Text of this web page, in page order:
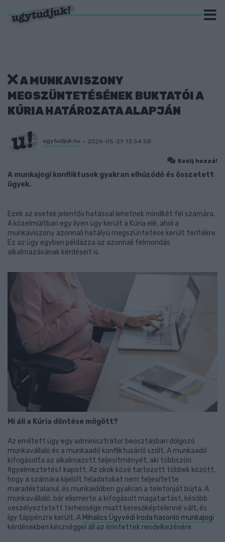
A MUNKAVISZONY
MEGSZÜNTETÉSÉNEK BUKTATÓI A
KÚRIA HATÁROZATA ALAPJÁN
ugytudjuk.hu 2026-05-29 13:54:58
Szólj hozzá!
A munkajogi konfliktusok gyakran elhúzódó és összetett
ügyek.
Ezek az esetek jelentős hatással lehetnek mindkét fél számára.
A közelmúltban egy ilyen ügy került a Kúria elé, ahol a
munkaviszony azonnali hatályú megszüntetése került terítékre.
Ez az ügy egyben példázza az azonnali felmondás
alkalmazásának kérdéseit is.
Mi áll a Kúria döntése mögött?
Az említett ügy egy adminisztrátor beosztásban dolgozó
munkavállaló és a munkaadó konfliktusáról szólt. A munkaadó
kifogásolta az alkalmazott teljesítményét, aki többszöri
figyelmeztetést kapott. Az okok közé tartozott többek között,
hogy a számára kijelölt feladatokat nem teljesítette
maradéktalanul, és munkaidőben gyakran a telefonját bújta. A
munkavállaló, bár elismerte a kifogásolt magatartást, később
veszélyeztetett terhessége miatt keresőképtelenné vált, és
így táppénzre került. A Mihalics Ügyvédi Iroda hasonló munkajogi
kérdésekben készséggel áll az érintettek rendelkezésére.